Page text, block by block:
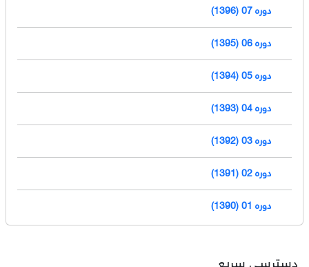
دوره 07 (1396)
دوره 06 (1395)
دوره 05 (1394)
دوره 04 (1393)
دوره 03 (1392)
دوره 02 (1391)
دوره 01 (1390)
دسترسی سریع